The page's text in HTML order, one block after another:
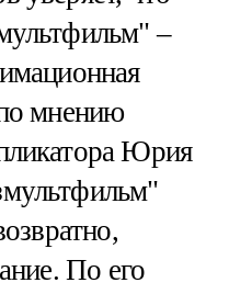
–
мнению
Юрия
По его